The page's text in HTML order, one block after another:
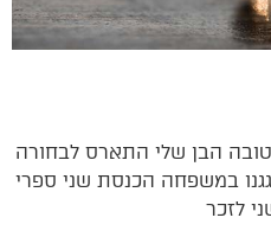
הבן שלי התארס לבחורה
במשפחה הכנסת שני ספרי
לזכר